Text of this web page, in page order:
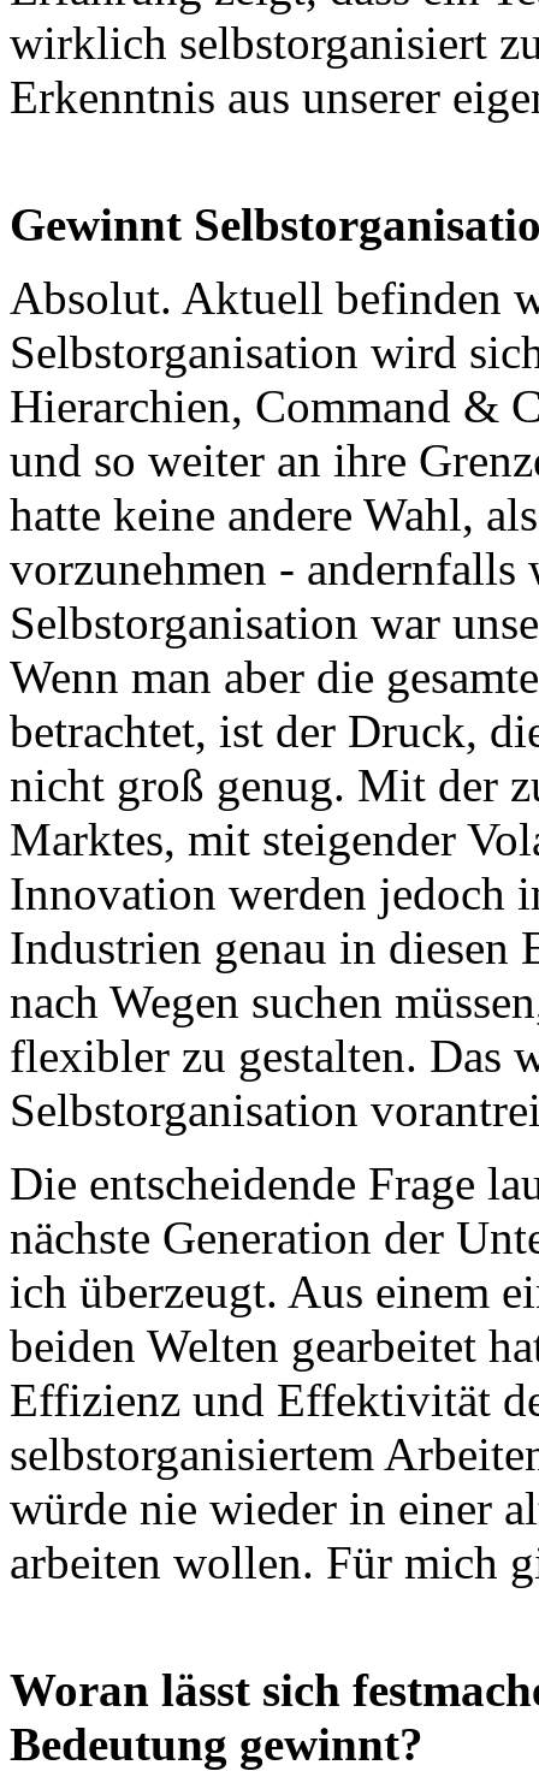
wirklich selbstorganisiert
Erkenntnis aus unserer
Gewinnt
Absolut. Aktuell befinden
Selbstorganisation wird
Hierarchien, Command &
und so weiter an ihre
hatte keine andere Wahl,
vorzunehmen - andernfalls
Selbstorganisation war
Wenn man aber die
betrachtet, ist der Druck,
nicht groß genug. Mit der
Marktes, mit steigender
Innovation werden jedoch
Industrien genau in diesen
nach Wegen suchen
flexibler zu gestalten. Das
Selbstorganisation
Die entscheidende Frage
nächste Generation der
ich überzeugt. Aus einem
beiden Welten gearbeitet
Effizienz und Effektivität
selbstorganisiertem
würde nie wieder in einer
arbeiten wollen. Für mich
Woran lässt sich
Bedeutung gewinnt?